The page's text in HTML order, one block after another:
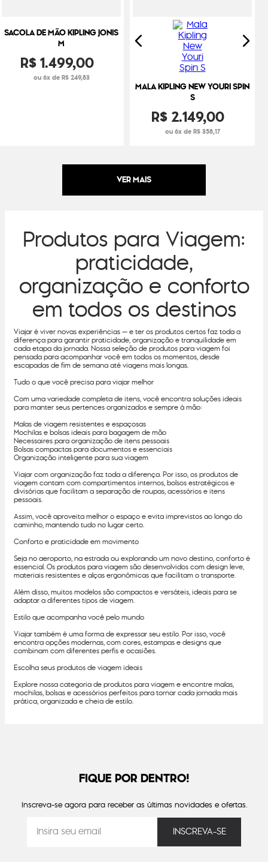
SACOLA DE MÃO KIPLING JONIS
M
R$1.499,00
ou 6x de R$ 249,83
MALA KIPLING NEW YOURI SPIN
S
R$2.149,00
ou 6x de R$ 358,17
Produtos para Viagem:
praticidade,
organização e conforto
em todos os destinos
Viajar é viver novas experiências — e ter os produtos certos faz toda a
diferença para garantir praticidade, organização e tranquilidade em
cada etapa da jornada. Nossa seleção de produtos para viagem foi
pensada para acompanhar você em todos os momentos, desde
escapadas de fim de semana até viagens mais longas.
Tudo o que você precisa para viajar melhor
Com uma variedade completa de itens, você encontra soluções ideais
para manter seus pertences organizados e sempre à mão:
Malas de viagem resistentes e espaçosas
Mochilas e bolsas ideais para bagagem de mão
Necessaires para organização de itens pessoais
Bolsas compactas para documentos e essenciais
Organização inteligente para sua viagem
Viajar com organização faz toda a diferença. Por isso, os produtos de
viagem contam com compartimentos internos, bolsos estratégicos e
divisórias que facilitam a separação de roupas, acessórios e itens
pessoais.
Assim, você aproveita melhor o espaço e evita imprevistos ao longo do
caminho, mantendo tudo no lugar certo.
Conforto e praticidade em movimento
Seja no aeroporto, na estrada ou explorando um novo destino, conforto é
essencial. Os produtos para viagem são desenvolvidos com design leve,
materiais resistentes e alças ergonômicas que facilitam o transporte.
Além disso, muitos modelos são compactos e versáteis, ideais para se
adaptar a diferentes tipos de viagem.
Estilo que acompanha você pelo mundo
Viajar também é uma forma de expressar seu estilo. Por isso, você
encontra opções modernas, com cores, estampas e designs que
combinam com diferentes perfis e ocasiões.
Escolha seus produtos de viagem ideais
Explore nossa categoria de produtos para viagem e encontre malas,
mochilas, bolsas e acessórios perfeitos para tornar cada jornada mais
prática, organizada e cheia de estilo.
FIQUE POR DENTRO!
Inscreva-se agora para receber as últimas novidades e ofertas.